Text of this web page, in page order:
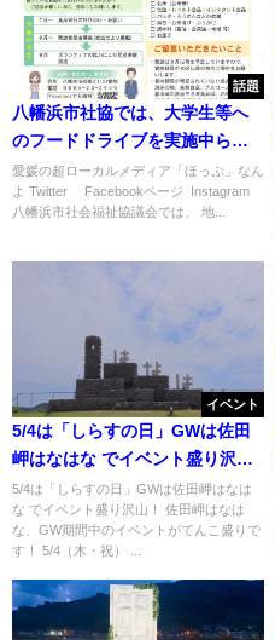
話題
八幡浜市社協では、大学生等へ
のフードドライブを実施中らし
い。
愛媛の超ローカルメディア「ほっぷ」なん
よ Twitter Facebookページ Instagram
八幡浜市社会福祉協議会では、 地...
イベント
5/4は「しらすの日」GWは佐田
岬はなはな でイベント盛り沢
山！
5/4は「しらすの日」GWは佐田岬はなは
な でイベント盛り沢山！ 佐田岬はなは
な、GW期間中のイベントがてんこ盛りで
す！ 5/4（木・祝） ...